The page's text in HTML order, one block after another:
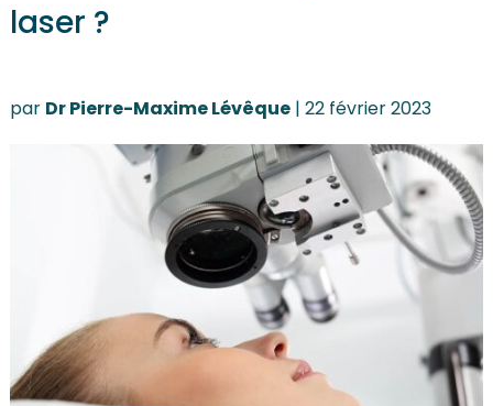
laser ?
par Dr Pierre-Maxime Lévêque| 22 février 2023